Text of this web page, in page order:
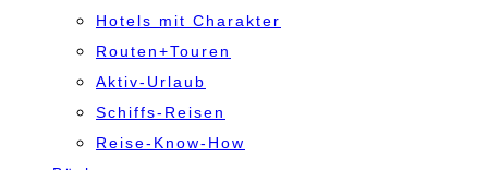
Hotels mit Charakter
Routen+Touren
Aktiv-Urlaub
Schiffs-Reisen
Reise-Know-How